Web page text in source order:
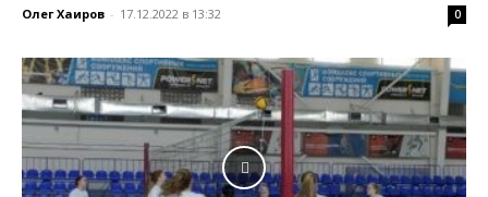
Олег Хаиров - 17.12.2022 в 13:32 0